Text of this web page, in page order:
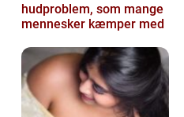
hudproblem, som mange
mennesker kæmper med